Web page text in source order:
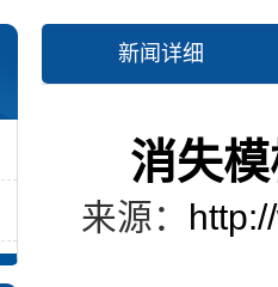
新闻详细
消失
来源：